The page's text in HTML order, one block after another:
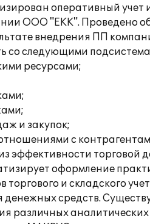
оперативный учет
ООО "ЕКК". Проведено
внедрения ПП
со следующими
ресурсами;
и закупок;
с
эффективности торговой
оформление
торгового и складского
средств.
различных аналитических